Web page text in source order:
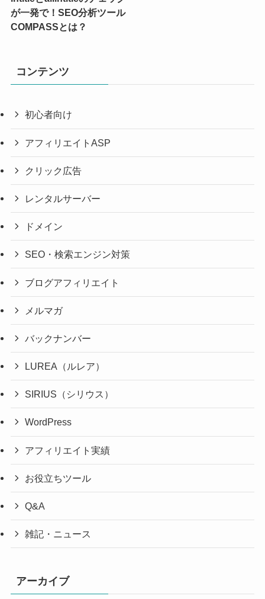
が一発で！SEO分析ツール
COMPASSとは？
コンテンツ
初心者向け
アフィリエイトASP
クリック広告
レンタルサーバー
ドメイン
SEO・検索エンジン対策
ブログアフィリエイト
メルマガ
バックナンバー
LUREA（ルレア）
SIRIUS（シリウス）
WordPress
アフィリエイト実績
お役立ちツール
Q&A
雑記・ニュース
アーカイブ